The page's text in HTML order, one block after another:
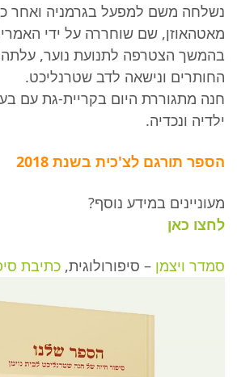
נשלחה משם למפעל בגרמניה ואחר
מאטהאוזן, שם שוחררה על ידי
בהמשך הצטרפה לתנועת נוער, עלתה
החותרים ונישאה לדב שטרנליכט.
חנה מתגוררת היום בקריית-גת עם
ילדיה ונכדיה.
הספר תורגם לצ'כית בשנת 2018
מעוניינים במידע נוסף?
לחצו כאן
סמדר ויצמן – סיפורולוגית, כתיבת